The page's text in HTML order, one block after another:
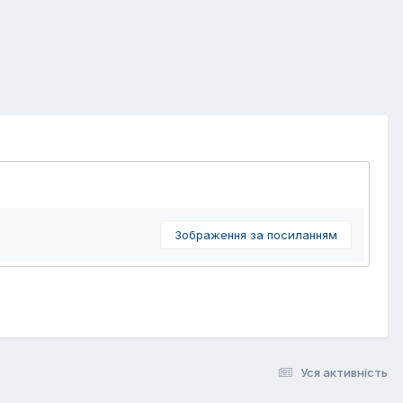
Зображення за посиланням
Уся активність